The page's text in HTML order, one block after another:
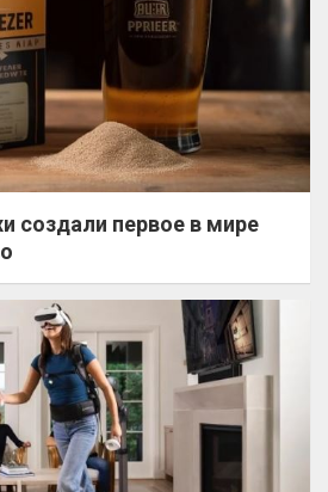
создали первое в мире